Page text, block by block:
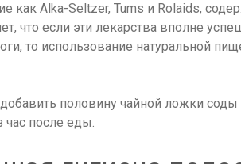
как Alka-Seltzer, Tums и Rolaids,
что если эти лекарства вполне
то использование натуральной
половину чайной ложки
час после еды.